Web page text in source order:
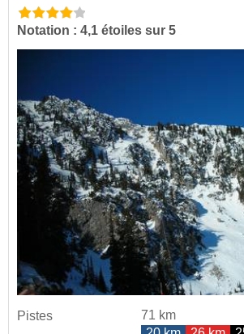
Notation : 4,1 étoiles sur 5
Pistes
71 km